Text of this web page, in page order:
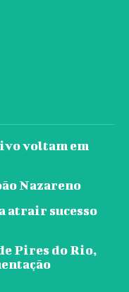
voltam em
Nazareno
atrair sucesso
Pires do Rio,